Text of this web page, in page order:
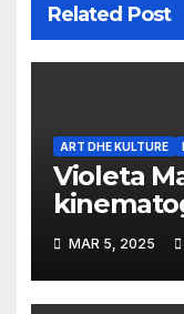
Related Post
ART DHE KULTURE
Violeta
MAR 5, 2025